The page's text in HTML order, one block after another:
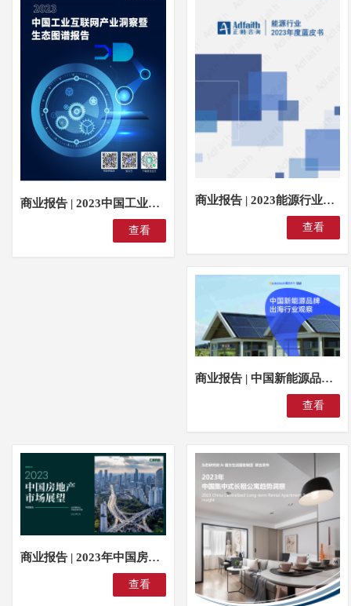
商业报告 | 2023中国工业互联网产业洞察暨生态图谱报告
查看
商业报告 | 2023能源行业年度蓝皮书
查看
商业报告 | 中国新能源品牌出海行业观察
查看
商业报告 | 2023年中国房地产市场展望
查看